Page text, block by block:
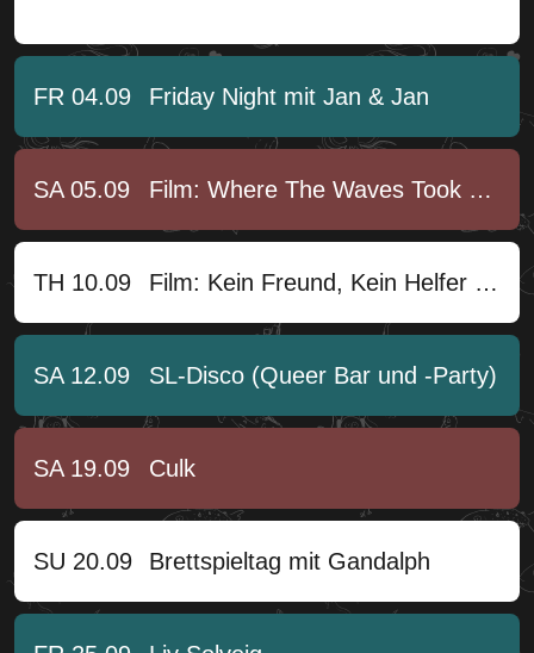
FR 04.09 Friday Night mit Jan & Jan
DISCO | Friday Night mit Jan & Jan
Einlass 23:00 Uhr |Beginn 23:00 Uhr |AK 5 €
SA 05.09 Film: Where The Waves Took Her
TH 10.09 Film: Kein Freund, Kein Helfer - Lorenz und die Einzelfälle
SA 12.09 SL-Disco (Queer Bar und -Party)
SA 19.09 Culk
SU 20.09 Brettspieltag mit Gandalph